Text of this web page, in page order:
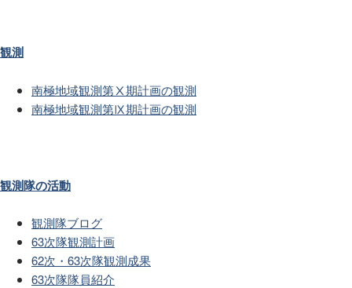
観測
南極地域観測第Ⅹ期計画の観測
南極地域観測第Ⅸ期計画の観測
観測隊の活動
観測隊ブログ
63次隊観測計画
62次・63次隊観測成果
63次隊隊員紹介